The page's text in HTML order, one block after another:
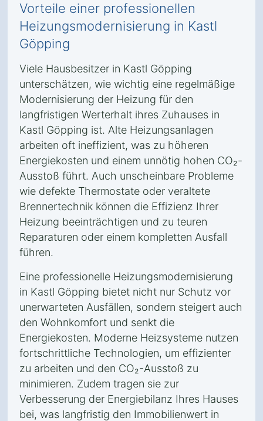
Vorteile einer professionellen
Heizungsmodernisierung in Kastl
Göpping
Viele Hausbesitzer in Kastl Göpping
unterschätzen, wie wichtig eine regelmäßige
Modernisierung der Heizung für den
langfristigen Werterhalt ihres Zuhauses in
Kastl Göpping ist. Alte Heizungsanlagen
arbeiten oft ineffizient, was zu höheren
Energiekosten und einem unnötig hohen CO₂-
Ausstoß führt. Auch unscheinbare Probleme
wie defekte Thermostate oder veraltete
Brennertechnik können die Effizienz Ihrer
Heizung beeinträchtigen und zu teuren
Reparaturen oder einem kompletten Ausfall
führen.
Eine professionelle Heizungsmodernisierung
in Kastl Göpping bietet nicht nur Schutz vor
unerwarteten Ausfällen, sondern steigert auch
den Wohnkomfort und senkt die
Energiekosten. Moderne Heizsysteme nutzen
fortschrittliche Technologien, um effizienter
zu arbeiten und den CO₂-Ausstoß zu
minimieren. Zudem tragen sie zur
Verbesserung der Energiebilanz Ihres Hauses
bei, was langfristig den Immobilienwert in